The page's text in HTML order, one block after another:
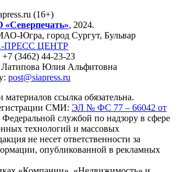
(16+)
, 2024.
Югра, город Сургут, Бульвар
ПРЕСС ЦЕНТР
+7 (3462) 44-23-23
Латипова Юлия Альфитовна
post@siapress.ru
ссылка обязательна.
СМИ: ЭЛ № ФС 77 – 66042 от
службой по надзору в сфере
технологий и массовых
не несет ответственности за
опубликованной в рекламных